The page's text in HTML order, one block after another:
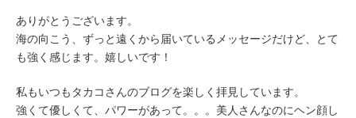
ありがとうございます。
海の向こう、ずっと遠くから届いているメッセージだけど、とて
も強く感じます。嬉しいです！
私もいつもタカコさんのブログを楽しく拝見しています。
強くて優しくて、パワーがあって。。。美人さんなのにヘン顔し